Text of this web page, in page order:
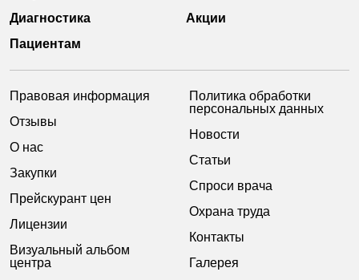
Диагностика
Акции
Пациентам
Правовая информация
Отзывы
О нас
Закупки
Прейскурант цен
Лицензии
Визуальный альбом
центра
Политика обработки
персональных данных
Новости
Статьи
Спроси врача
Охрана труда
Контакты
Галерея